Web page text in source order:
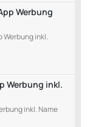
Akku
Werbung
Werbung inkl.
Werbung inkl.
inkl. Name